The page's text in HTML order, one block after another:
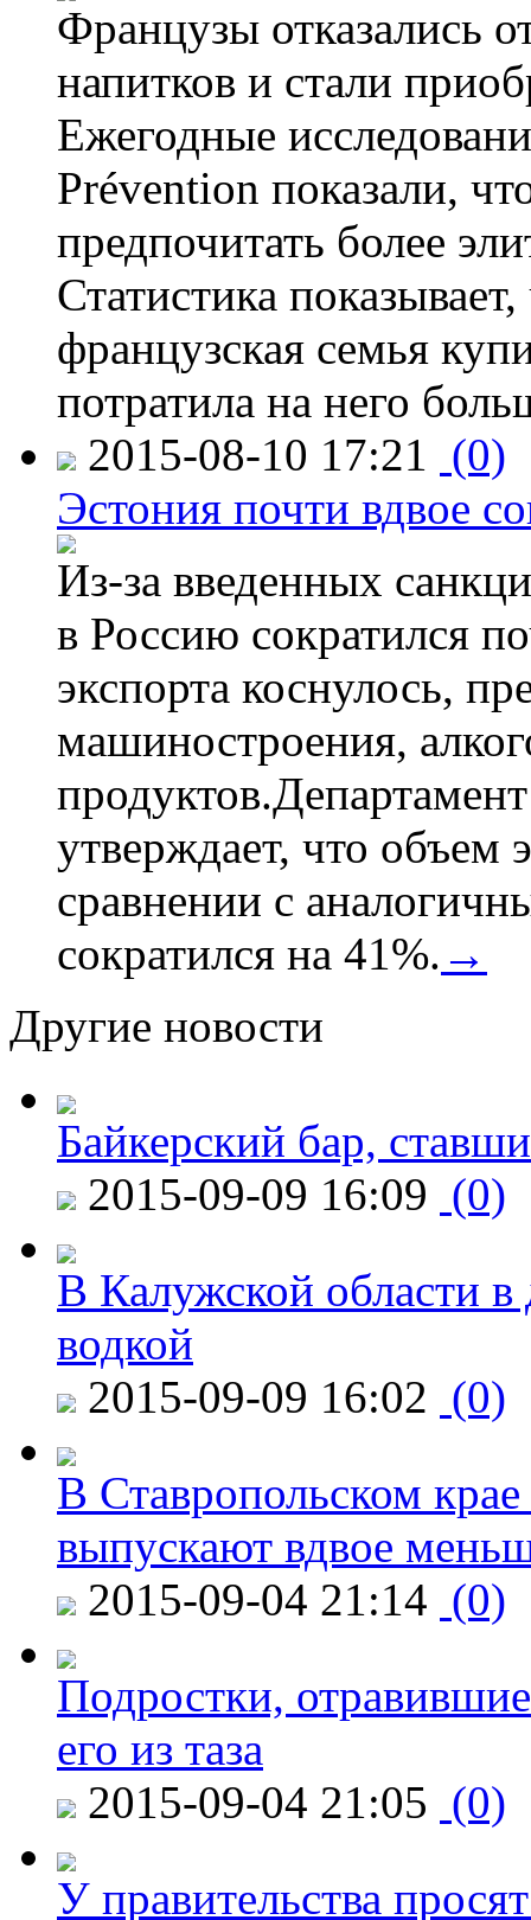
Французы отказались
напитков и стали
Ежегодные
Prévention показали,
предпочитать более
Статистика
французская семья
потратила на него
2015-08-10 17:21 (0)
Эстония почти вдвое
Из-за введенных
в Россию сократился
экспорта коснулось,
машиностроения,
утверждает, что объем
сравнении с
сократился на 41%. →
Другие новости
Байкерский бар,
2015-09-09 16:09 (0)
В Калужской области в
водкой
2015-09-09 16:02 (0)
В Ставропольском
выпускают вдвое
2015-09-04 21:14 (0)
Подростки,
его из таза
2015-09-04 21:05 (0)
У правительства